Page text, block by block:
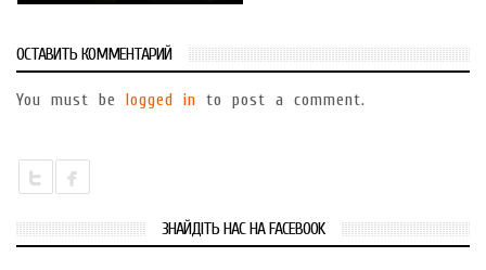
ОСТАВИТЬ КОММЕНТАРИЙ
You must be logged in to post a comment.
ЗНАЙДІТЬ НАС НА FACEBOOK